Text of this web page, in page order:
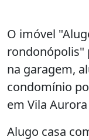
O imóvel
rondonópolis"
na garagem,
condomínio
em Vila
Alugo casa